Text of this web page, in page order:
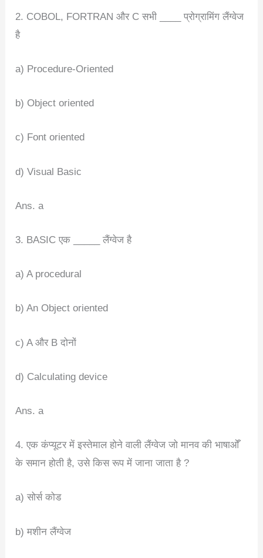
2. COBOL, FORTRAN और C सभी ____ प्रोग्रामिंग लैंग्वेज
है
a) Procedure-Oriented
b) Object oriented
c) Font oriented
d) Visual Basic
Ans. a
3. BASIC एक _____ लैंग्वेज है
a) A procedural
b) An Object oriented
c) A और B दोनों
d) Calculating device
Ans. a
4. एक कंप्यूटर में इस्तेमाल होने वाली लैंग्वेज जो मानव की भाषाओँ
के समान होती है, उसे किस रूप में जाना जाता है ?
a) सोर्स कोड
b) मशीन लैंग्वेज